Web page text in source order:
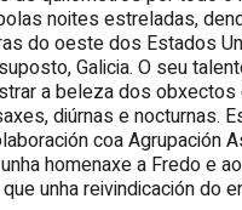
noites estreladas,
do oeste dos Estados
Galicia. O seu
a beleza dos
diúrnas e nocturnas.
coa Agrupación
homenaxe a Fredo e
unha reivindicación do